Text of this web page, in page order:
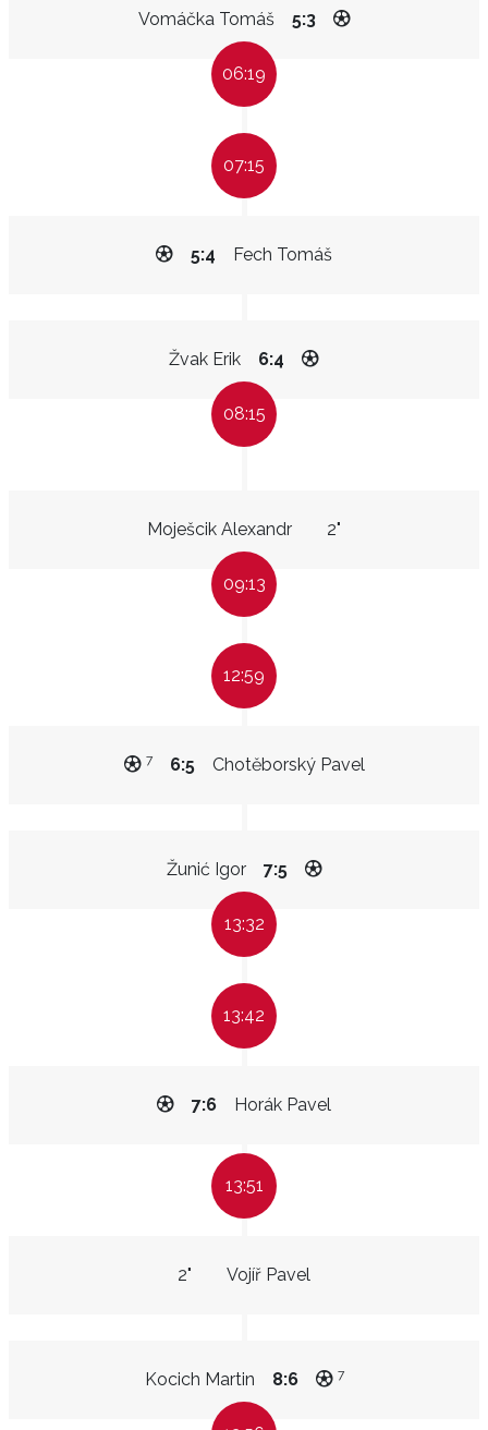
Vomáčka Tomáš 5:3
06:19
07:15
Fech Tomáš
5:4
Žvak Erik 6:4
08:15
Moješcik Alexandr 2"
09:13
12:59
Chotěborský Pavel
6:5
7
Žunić Igor 7:5
13:32
13:42
Horák Pavel
7:6
13:51
Vojíř Pavel
2"
Kocich Martin 8:6 7